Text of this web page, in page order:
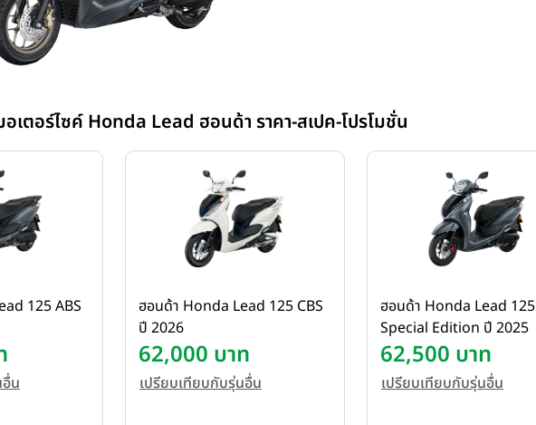
เตอร์ไซค์ Honda Lead ฮอนด้า ราคา-สเปค-โปรโมชั่น
125 ABS
น
ฮอนด้า Honda Lead 125 CBS
ปี 2026
62,000 บาท
เปรียบเทียบกับรุ่นอื่น
ฮอนด้า Honda Lead 125
Special Edition ปี 2025
62,500 บาท
เปรียบเทียบกับรุ่นอื่น